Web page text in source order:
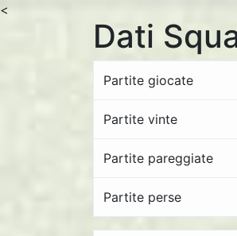
<
Dati
Partite giocate
Partite vinte
Partite pareggiate
Partite perse